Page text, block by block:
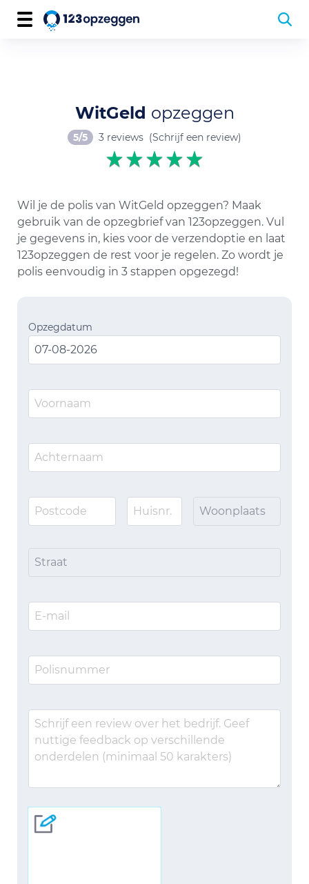
WitGeld opzeggen
5/5 3 reviews (Schrijf een review)
Wil je de polis van WitGeld opzeggen? Maak
gebruik van de opzegbrief van 123opzeggen. Vul
je gegevens in, kies voor de verzendoptie en laat
123opzeggen de rest voor je regelen. Zo wordt je
polis eenvoudig in 3 stappen opgezegd!
Opzegdatum
Woonplaats
Straat